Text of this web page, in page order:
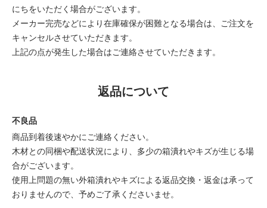
にちをいただく場合がございます。
メーカー完売などにより在庫確保が困難となる場合は、ご注文を
キャンセルさせていただきます。
上記の点が発生した場合はご連絡させていただきます。
返品について
不良品
商品到着後速やかにご連絡ください。
木材との同梱や配送状況により、多少の箱潰れやキズが生じる場
合がございます。
使用上問題の無い外箱潰れやキズによる返品交換・返金は承って
おりませんので、予めご了承くださいませ。